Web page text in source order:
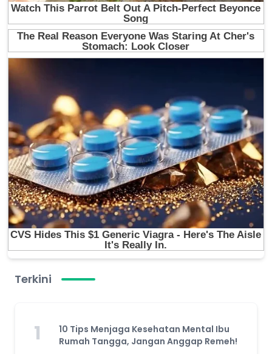
Terkini
1
10 Tips Menjaga Kesehatan Mental Ibu
Rumah Tangga, Jangan Anggap Remeh!